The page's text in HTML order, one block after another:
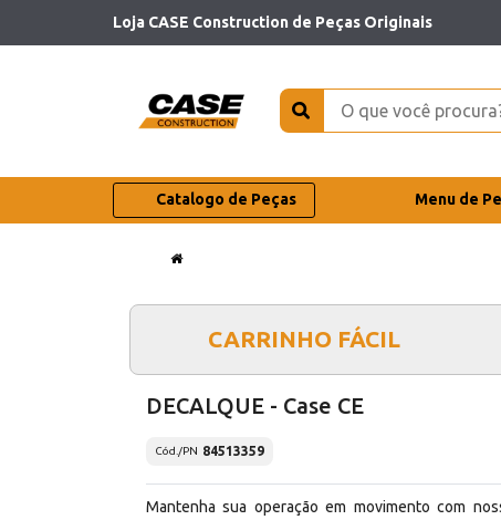
Loja CASE Construction de Peças Originais
Catalogo de Peças Menu de
CARRINHO FÁCIL
DECALQUE - Case CE
Cód./PN 84513359
Mantenha sua operação em movimento com